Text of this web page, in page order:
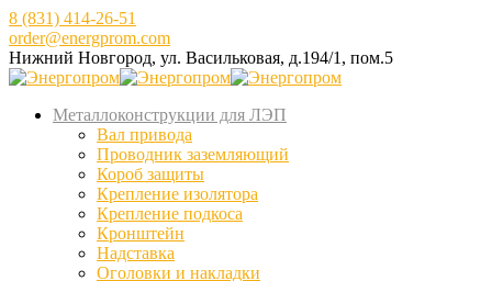
8 (831) 414-26-51
order@energprom.com
Нижний Новгород, ул. Васильковая, д.194/1, пом.5
Металлоконструкции для ЛЭП
Вал привода
Проводник заземляющий
Короб защиты
Крепление изолятора
Крепление подкоса
Кронштейн
Надставка
Оголовки и накладки